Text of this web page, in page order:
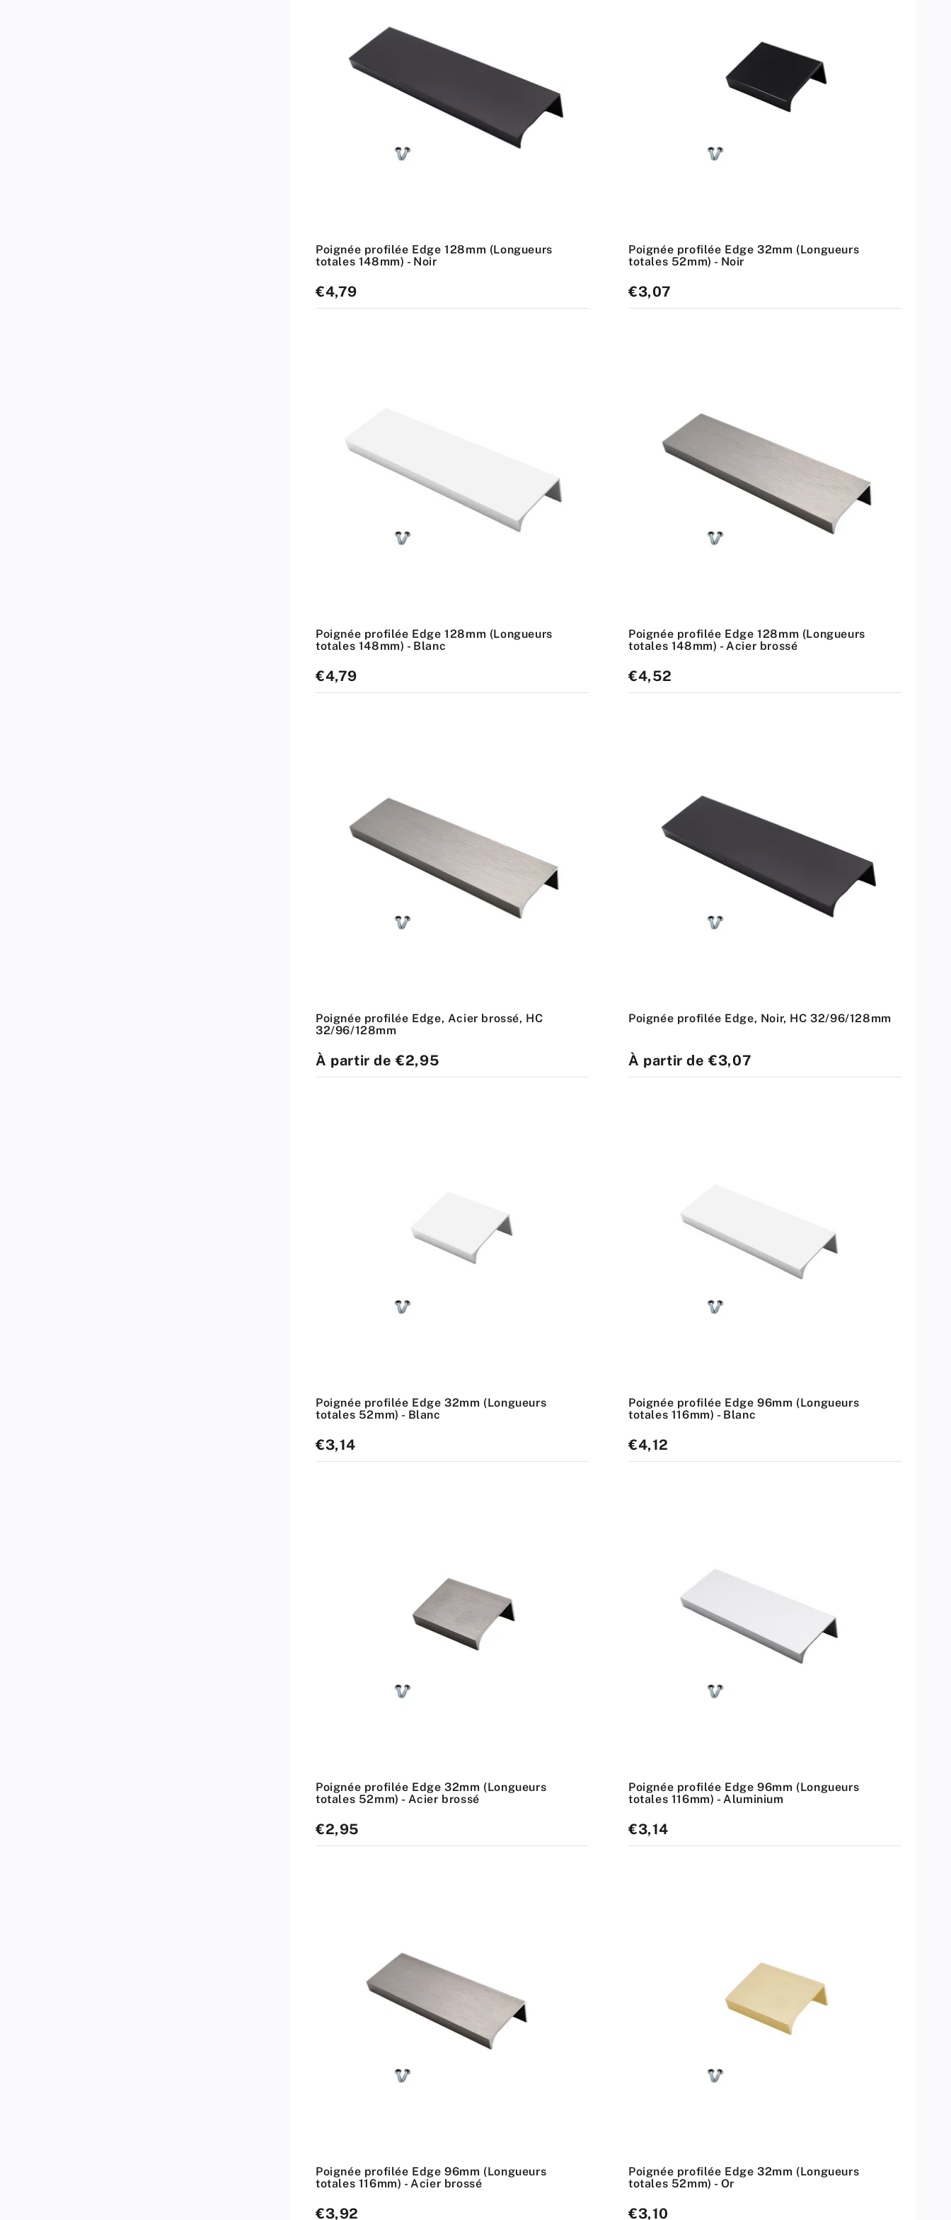
Poignée profilée Edge 128mm (Longueurs
totales 148mm) - Noir
Prix
standard
€4,79
Poignée profilée Edge 32mm (Longueurs
totales 52mm) - Noir
Prix
standard
€3,07
Poignée profilée Edge 128mm (Longueurs
totales 148mm) - Blanc
Prix
standard
€4,79
Poignée profilée Edge 128mm (Longueurs
totales 148mm) - Acier brossé
Prix
standard
€4,52
Poignée profilée Edge, Acier brossé, HC
32/96/128mm
Prix
standard
À partir de €2,95
Poignée profilée Edge, Noir, HC 32/96/128mm
Prix
standard
À partir de €3,07
Poignée profilée Edge 32mm (Longueurs
totales 52mm) - Blanc
Prix
standard
€3,14
Poignée profilée Edge 96mm (Longueurs
totales 116mm) - Blanc
Prix
standard
€4,12
Poignée profilée Edge 32mm (Longueurs
totales 52mm) - Acier brossé
Prix
standard
€2,95
Poignée profilée Edge 96mm (Longueurs
totales 116mm) - Aluminium
Prix
standard
€3,14
Poignée profilée Edge 96mm (Longueurs
totales 116mm) - Acier brossé
Prix
€3,92
Poignée profilée Edge 32mm (Longueurs
totales 52mm) - Or
Prix
€3,10